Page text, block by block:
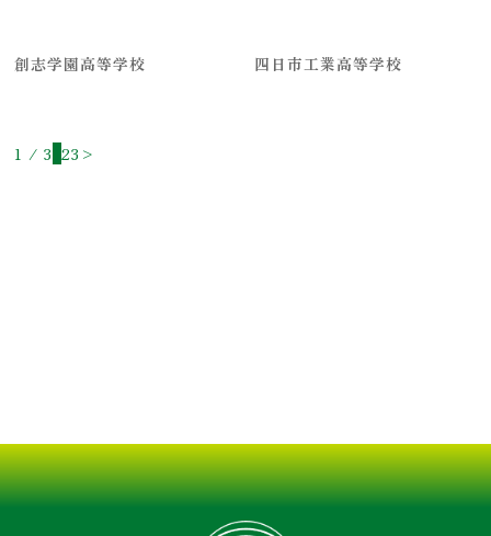
創志学園高等学校 四日市工業高等学校
1 / 3 123 >